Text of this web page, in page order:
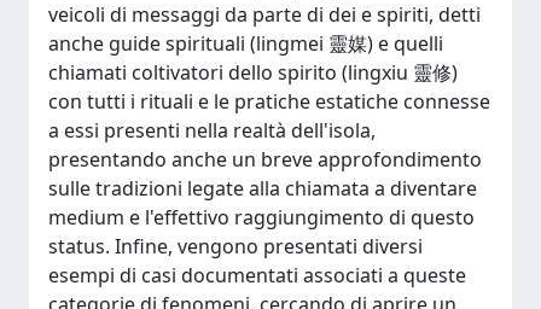
veicoli di messaggi da parte di dei e spiriti, detti
anche guide spirituali (lingmei 靈媒) e quelli
chiamati coltivatori dello spirito (lingxiu 靈修)
con tutti i rituali e le pratiche estatiche connesse
a essi presenti nella realtà dell'isola,
presentando anche un breve approfondimento
sulle tradizioni legate alla chiamata a diventare
medium e l'effettivo raggiungimento di questo
status. Infine, vengono presentati diversi
esempi di casi documentati associati a queste